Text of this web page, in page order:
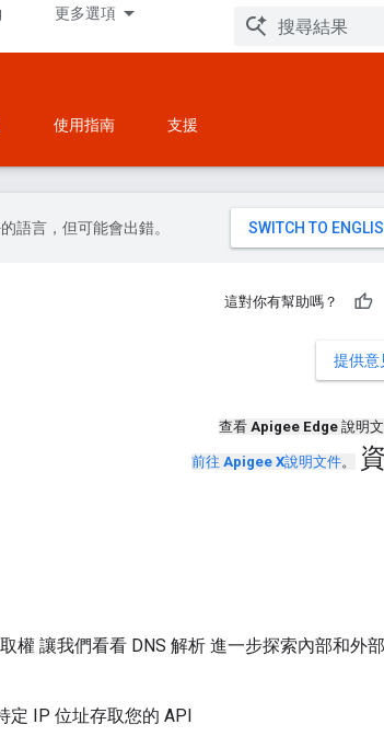
更多選項
使用指南 支援
語言，但可能會出錯。
這對你有幫助嗎？
提供意
查看 Apigee Edge 說明文
前往 Apigee X說明文件。
權 讓我們看看 DNS 解析 進一步探索內部和外
定 IP 位址存取您的 API